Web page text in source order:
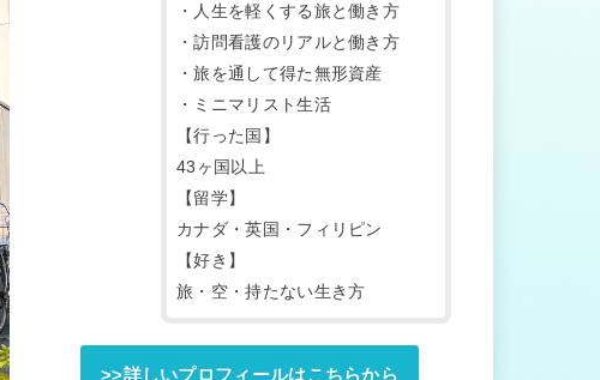
・人生を軽くする旅と働き方
・訪問看護のリアルと働き方
・旅を通して得た無形資産
・ミニマリスト生活
【行った国】
43ヶ国以上
【留学】
カナダ・英国・フィリピン
【好き】
旅・空・持たない生き方
>>詳しいプロフィールはこちらから